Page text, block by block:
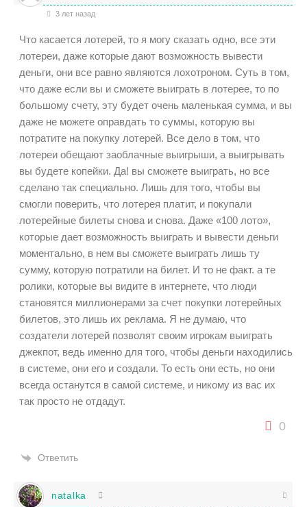
3 лет назад
Что касается лотерей, то я могу сказать одно, все эти
лотереи, даже которые дают возможность вывести
деньги, они все равно являются лохотроном. Суть в том,
что даже если вы и сможете выиграть в лотерее, то по
большому счету, эту будет очень маленькая сумма, и вы
даже не можете оправдать то суммы, которую вы
потратите на покупку лотерей. Все дело в том, что
лотереи обещают заоблачные выигрыши, а выигрывать
вы будете копейки. Да! вы сможете выиграть, но все
сделано так специально. Лишь для того, чтобы вы
смогли поверить, что лотерея платит, и покупали
лотерейные билеты снова и снова. Даже «100 лото»,
которые дает возможность выиграть и вывести деньги
моментально, в нем вы сможете выиграть лишь ту
сумму, которую потратили на билет. И то не факт. а те
ролики, которые вы видите в интернете, что люди
становятся миллионерами за счет покупки лотерейных
билетов, это лишь их реклама. Я не думаю, что
создатели лотерей позволят своим игрокам выиграть
джекпот, ведь именно для того, чтобы деньги находились
в системе, они его и создали. То есть они есть, но они
всегда останутся в самой системе, и никому из вас их
так просто не отдадут.
0
Ответить
natalka